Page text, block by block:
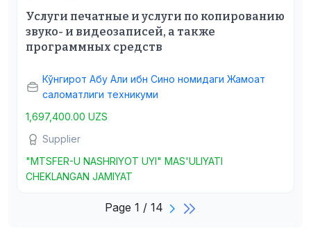
Услуги печатные и услуги по копированию
звуко- и видеозаписей, а также
программных средств
Кўнгирот Абу Али ибн Сино номидаги Жамоат
саломатлиги техникуми
1,697,400.00 UZS
Supplier
"MTSFER-U NASHRIYOT UYI" MAS'ULIYATI
CHEKLANGAN JAMIYAT
Page 1 / 14